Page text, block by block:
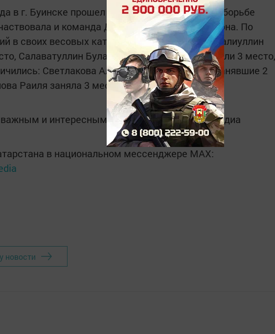
в г. Буинске прошел межрайонный турнир по борьбе
и команда ДЮСШ Апастовского района. По
в своих весовых категориях среди юношей Халиуллин
Салаватуллин Булат и Липатов Евгений заняли 3 место,
Светлакова Алия и Хасанова Индира занявшие 2
Раиля заняла 3 место.
и интересным в Telegram-каналеТатмедиа
в национальном мессенджере MАХ:
новости